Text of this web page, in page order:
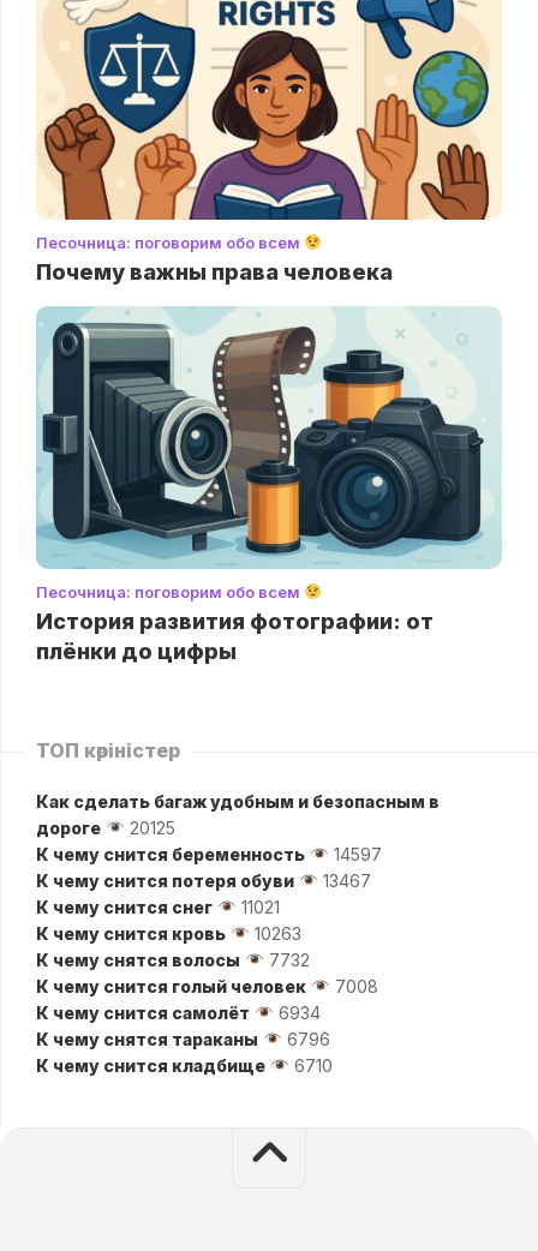
Песочница: поговорим обо всем
Почему важны права человека
Песочница: поговорим обо всем
История развития фотографии: от
плёнки до цифры
ТОП көріністер
Как сделать багаж удобным и безопасным в
дороге
20125
К чему снится беременность
14597
К чему снится потеря обуви
13467
К чему снится снег
11021
К чему снится кровь
10263
К чему снятся волосы
7732
К чему снится голый человек
7008
К чему снится самолёт
6934
К чему снятся тараканы
6796
К чему снится кладбище
6710